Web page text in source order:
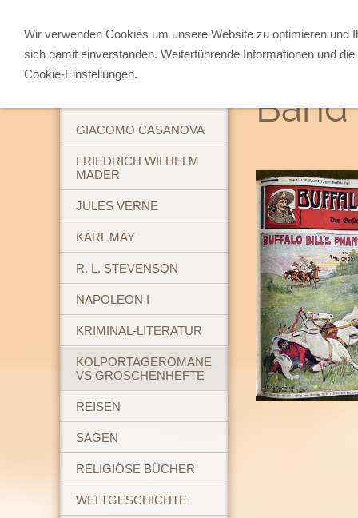
ABENTEUERBÜCHER
GIACOMO CASANOVA
FRIEDRICH WILHELM
MADER
JULES VERNE
KARL MAY
R. L. STEVENSON
NAPOLEON I
KRIMINAL-LITERATUR
KOLPORTAGEROMANE
VS GROSCHENHEFTE
REISEN
SAGEN
RELIGIÖSE BÜCHER
WELTGESCHICHTE
Band
Wir verwenden Cookies um unsere Website zu optimieren und
sich damit einverstanden. Weiterführende Informationen und
Cookie-Einstellungen.